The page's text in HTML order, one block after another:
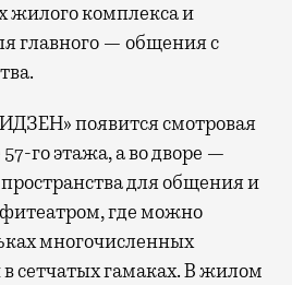
жилого комплекса и
главного — общения с
появится смотровая
го этажа, а во дворе —
для общения и
где можно
многочисленных
сетчатых гамаках. В жилом